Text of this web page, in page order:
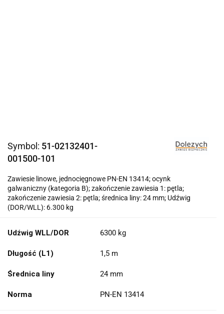
Symbol: 51-02132401-
001500-101
Zawiesie linowe, jednocięgnowe PN-EN 13414; ocynk
galwaniczny (kategoria B); zakończenie zawiesia 1: pętla;
zakończenie zawiesia 2: pętla; średnica liny: 24 mm; Udźwig
(DOR/WLL): 6.300 kg
Udźwig WLL/DOR 6300 kg
Długość (L1) 1,5 m
Średnica liny 24 mm
Norma PN-EN 13414